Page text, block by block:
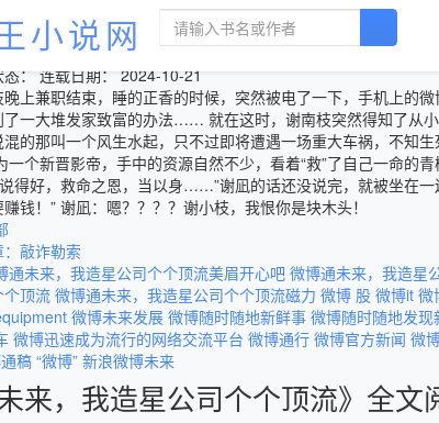
小说网
来，我造星公司个个顶流
态： 连载日期： 2024-10-21
上兼职结束，睡的正香的时候，突然被电了一下，手机上的
了一大堆发家致富的办法…… 就在这时，谢南枝突然得知了从
混的那叫一个风生水起，只不过即将遭遇一场重大车祸，不知
一个新晋影帝，手中的资源自然不少，看着“救”了自己一命的
得好，救命之恩，当以身……”谢凪的话还没说完，就被坐在一
钱！” 谢凪：嗯？？？？谢小枝，我恨你是块木头！
敲诈勒索
通未来，我造星公司个个顶流美眉开心吧 微博通未来，我造星
顶流 微博通未来，我造星公司个个顶流磁力 微博 股 微博it 微
微博未来发展 微博随时随地新鲜事 微博随时随地发现
微博迅速成为流行的网络交流平台 微博通行 微博官方新闻 微
稿 “微博” 新浪微博未来
来，我造星公司个个顶流》全文